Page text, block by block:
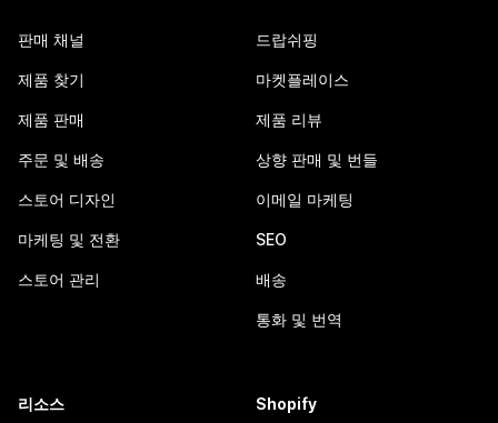
판매 채널
제품 찾기
제품 판매
주문 및 배송
스토어 디자인
마케팅 및 전환
스토어 관리
드랍쉬핑
마켓플레이스
제품 리뷰
상향 판매 및 번들
이메일 마케팅
SEO
배송
통화 및 번역
리소스 Shopify